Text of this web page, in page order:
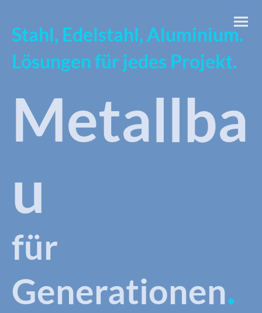
Stahl, Edelstahl, Aluminium.
Lösungen für jedes Projekt.
Metallba
u
für
Generationen.